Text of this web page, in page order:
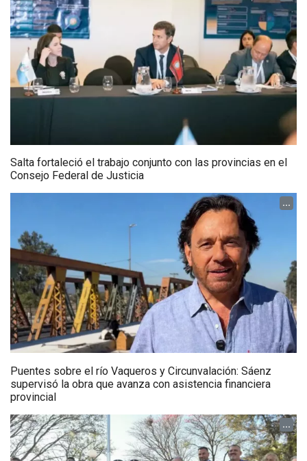
Salta fortaleció el trabajo conjunto con las provincias en el
Consejo Federal de Justicia
...
Puentes sobre el río Vaqueros y Circunvalación: Sáenz
supervisó la obra que avanza con asistencia financiera
provincial
...